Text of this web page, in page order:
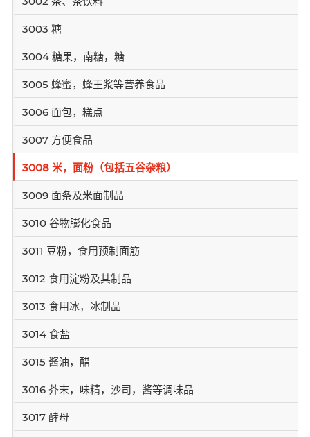
3003 糖
3004 糖果，南糖，糖
3005 蜂蜜，蜂王浆等营养食品
3006 面包，糕点
3007 方便食品
3008 米，面粉（包括五谷杂粮）
3009 面条及米面制品
3010 谷物膨化食品
3011 豆粉，食用预制面筋
3012 食用淀粉及其制品
3013 食用冰，冰制品
3014 食盐
3015 酱油，醋
3016 芥末，味精，沙司，酱等调味品
3017 酵母